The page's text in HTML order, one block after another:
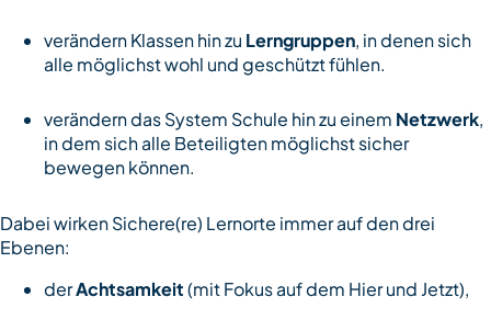
verändern Klassen hin zu Lerngruppen, in denen sich
alle möglichst wohl und geschützt fühlen.
verändern das System Schule hin zu einem Netzwerk,
in dem sich alle Beteiligten möglichst sicher
bewegen können.
Dabei wirken Sichere(re) Lernorte immer auf den drei
Ebenen:
derAchtsamkeit(mit Fokus auf dem Hier und Jetzt),